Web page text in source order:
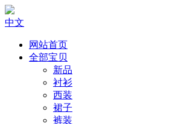
中文
网站首页
全部宝贝
新品
衬衫
西装
裙子
裤装